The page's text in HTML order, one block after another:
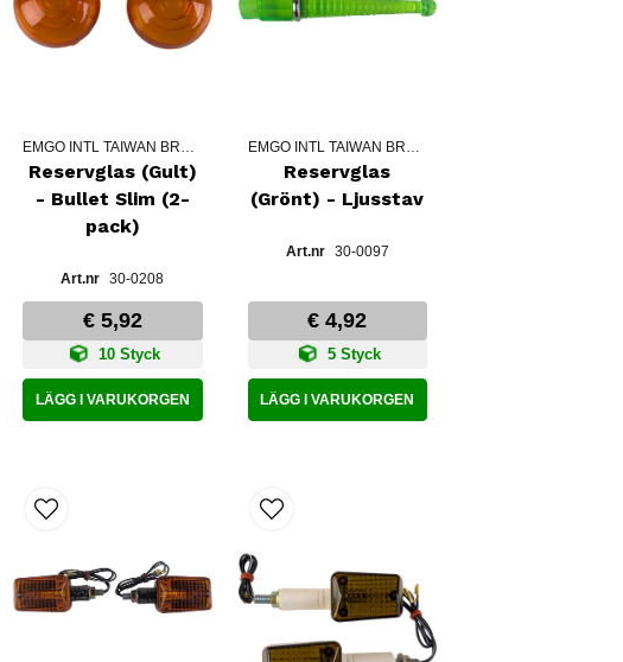
EMGO INTL TAIWAN BRANCH
Reservglas (Gult)
- Bullet Slim (2-
pack)
30-0208
€ 5,92
10 Styck
LÄGG I VARUKORGEN
EMGO INTL TAIWAN BRANCH
Reservglas
(Grönt) - Ljusstav
30-0097
€ 4,92
5 Styck
LÄGG I VARUKORGEN